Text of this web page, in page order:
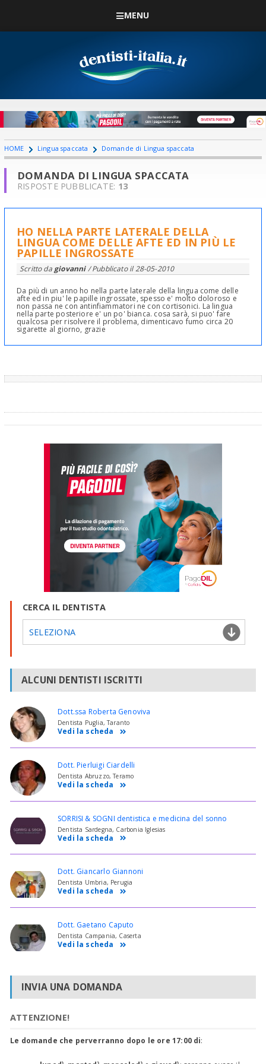
MENU
HOME Lingua spaccata Domande di Lingua spaccata
DOMANDA DI LINGUA SPACCATA
RISPOSTE PUBBLICATE: 13
HO NELLA PARTE LATERALE DELLA
LINGUA COME DELLE AFTE ED IN PIÙ LE
PAPILLE INGROSSATE
Scritto da giovanni/ Pubblicato il28-05-2010
Da più di un anno ho nella parte laterale della lingua come delle
afte ed in piu' le papille ingrossate, spesso e' molto doloroso e
non passa ne con antinfiammatori ne con cortisonici. La lingua
nella parte posteriore e' un po' bianca. cosa sarà, si puo' fare
qualcosa per risolvere il problema, dimenticavo fumo circa 20
sigarette al giorno, grazie
CERCA IL DENTISTA
SELEZIONA
ALCUNI DENTISTI ISCRITTI
Dott.ssa Roberta Genoviva
Dentista Puglia, Taranto
Vedi la scheda
Dott. Pierluigi Ciardelli
Dentista Abruzzo, Teramo
Vedi la scheda
SORRISI & SOGNI dentistica e medicina del sonno
Dentista Sardegna, Carbonia Iglesias
Vedi la scheda
Dott. Giancarlo Giannoni
Dentista Umbria, Perugia
Vedi la scheda
Dott. Gaetano Caputo
Dentista Campania, Caserta
Vedi la scheda
INVIA UNA DOMANDA
ATTENZIONE!
Le domande che perverranno dopo le ore 17:00 di: